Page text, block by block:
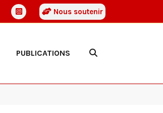
Nous soutenir
PUBLICATIONS